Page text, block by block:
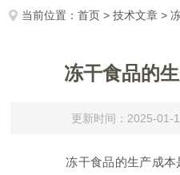
当前位置：首页 >技术文章 >
冻干食品的
更新时间：2025-
冻干食品的生产成本是